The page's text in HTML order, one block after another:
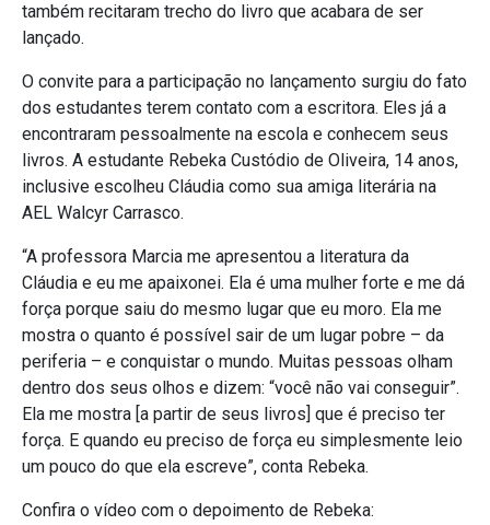
também recitaram trecho do livro que acabara de ser
lançado.
O convite para a participação no lançamento surgiu do fato
dos estudantes terem contato com a escritora. Eles já a
encontraram pessoalmente na escola e conhecem seus
livros. A estudante Rebeka Custódio de Oliveira, 14 anos,
inclusive escolheu Cláudia como sua amiga literária na
AEL Walcyr Carrasco.
“A professora Marcia me apresentou a literatura da
Cláudia e eu me apaixonei. Ela é uma mulher forte e me dá
força porque saiu do mesmo lugar que eu moro. Ela me
mostra o quanto é possível sair de um lugar pobre – da
periferia – e conquistar o mundo. Muitas pessoas olham
dentro dos seus olhos e dizem: “você não vai conseguir”.
Ela me mostra [a partir de seus livros] que é preciso ter
força. E quando eu preciso de força eu simplesmente leio
um pouco do que ela escreve”, conta Rebeka.
Confira o vídeo com o depoimento de Rebeka: